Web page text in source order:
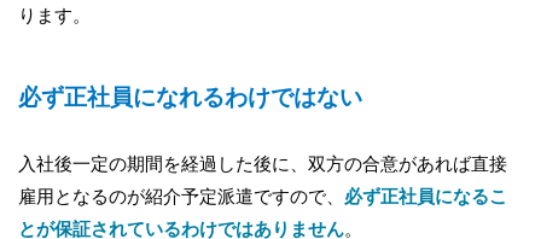
ります。
必ず正社員になれるわけではない
入社後一定の期間を経過した後に、双方の合意があれば直接
雇用となるのが紹介予定派遣ですので、 必ず正社員になるこ
とが保証されているわけではありません。